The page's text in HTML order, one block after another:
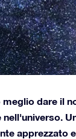
dare il
apprezzato